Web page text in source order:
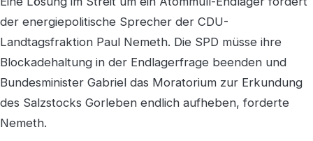
der energiepolitische Sprecher der CDU-
Landtagsfraktion Paul Nemeth. Die SPD müsse ihre
Blockadehaltung in der Endlagerfrage beenden und
Bundesminister Gabriel das Moratorium zur Erkundung
des Salzstocks Gorleben endlich aufheben, forderte
Nemeth.